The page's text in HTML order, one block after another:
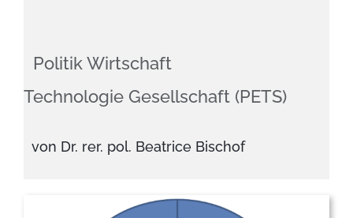
Politik Wirtschaft
Technologie Gesellschaft (PETS)
von Dr. rer. pol. Beatrice Bischof